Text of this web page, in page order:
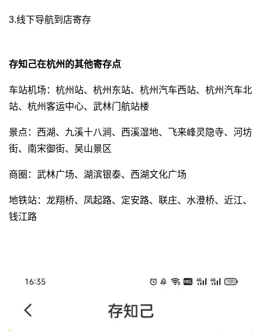
3.线下导航到店寄存
存知己在杭州的其他寄存点
车站机场：杭州站、杭州东站、杭州汽车西站、杭州汽车北
站、杭州客运中心、武林门航站楼
景点：西湖、九溪十八涧、西溪湿地、飞来峰灵隐寺、河坊
街、南宋御街、吴山景区
商圈：武林广场、湖滨银泰、西湖文化广场
地铁站：龙翔桥、凤起路、定安路、联庄、水澄桥、近江、
钱江路